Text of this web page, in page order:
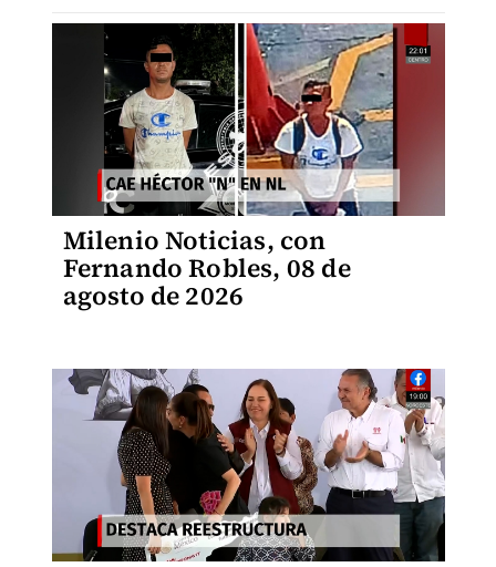
Milenio Noticias, con
Fernando Robles, 08 de
agosto de 2026